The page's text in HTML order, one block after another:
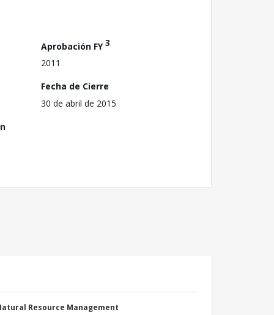
Aprobación FY3
2011
Fecha de Cierre
30 de abril de 2015
Resource Management